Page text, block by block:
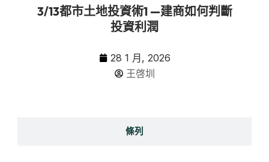
條列
3/13都市土地投資術1 —建商如何判斷
投資利潤
28 1 月, 2026
王啓圳